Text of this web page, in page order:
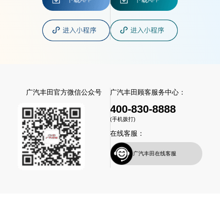
广汽丰田官方微信公众号 广汽丰田顾客服务中心：
400-830-8888
(手机拨打)
在线客服：
广汽丰田在线客服